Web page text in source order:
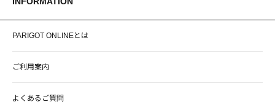
PARIGOT ONLINEとは
ご利用案内
よくあるご質問